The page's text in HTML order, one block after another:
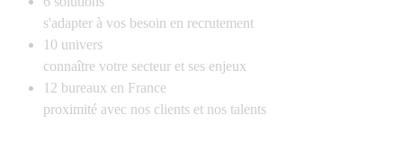
s'adapter à vos besoin en recrutement
10 univers
connaître votre secteur et ses enjeux
12 bureaux en France
proximité avec nos clients et nos talents